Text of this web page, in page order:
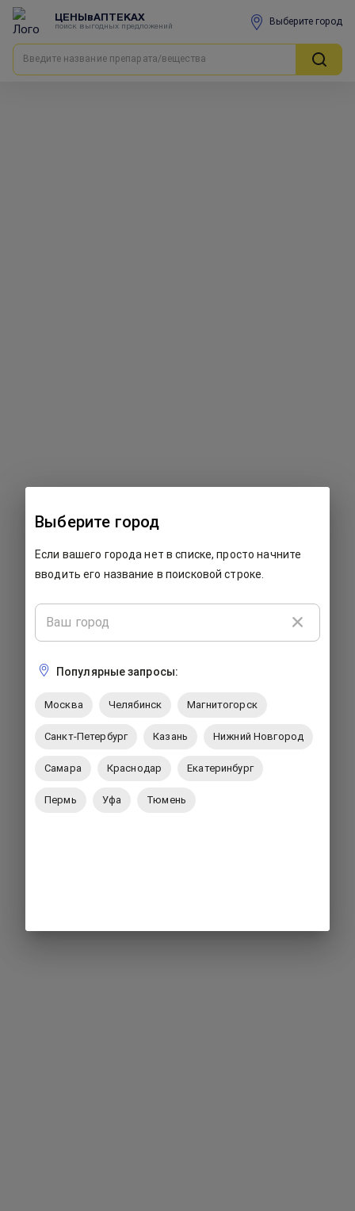
ЦЕНЫвАПТЕКАХ
поиск выгодных предложений Выберите город
500: Что-то пошло не так...
работаем над ее исправлением. Пожалуйста, закройте
страницу и попробуйте вернуться позже.
Выберите город
Если вашего города нет в списке, просто начните
вводить его название в поисковой строке.
Популярные запросы:
Москва Челябинск Магнитогорск
Санкт-Петербург Казань Нижний Новгород
Самара Краснодар Екатеринбург
Пермь Уфа Тюмень